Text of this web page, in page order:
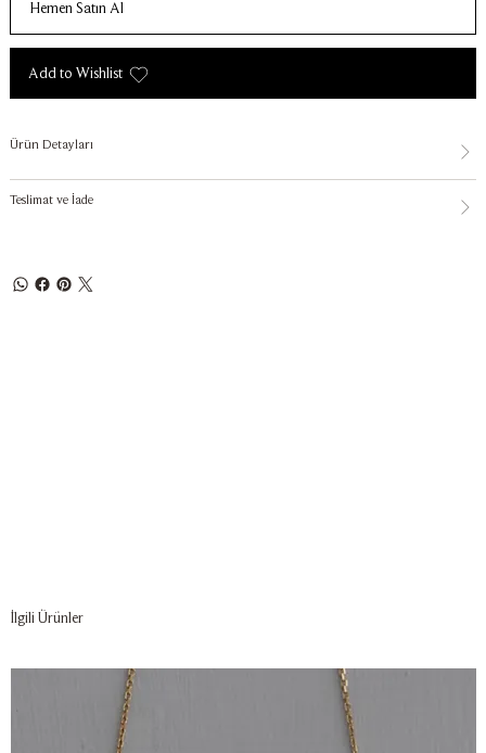
Hemen Satın Al
Add to Wishlist
Ürün Detayları
Teslimat ve İade
İlgili Ürünler